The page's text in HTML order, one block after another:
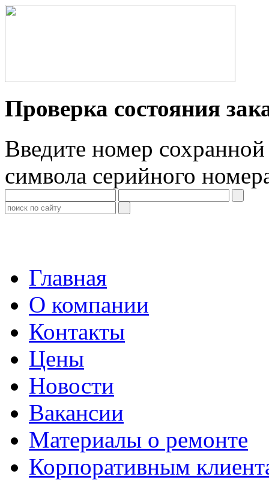
Проверка состояния
Введите номер
символа серийного
Главная
О компании
Контакты
Цены
Новости
Вакансии
Материалы о ремонте
Корпоративным